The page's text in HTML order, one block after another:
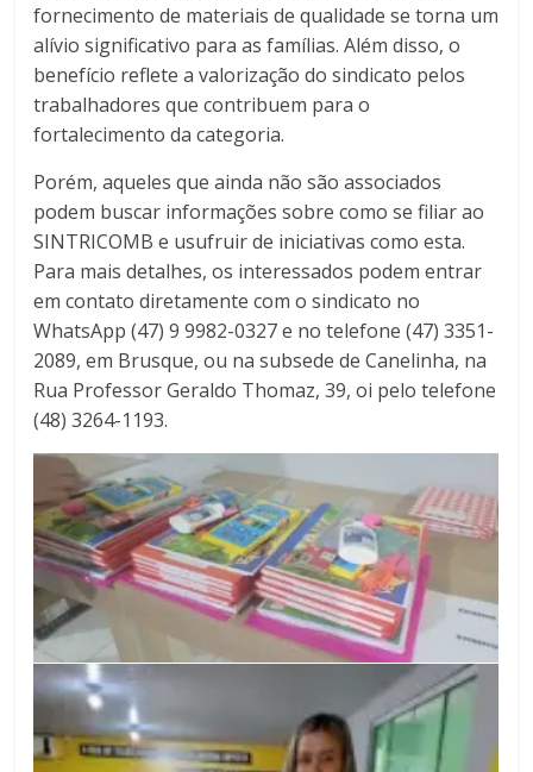
fornecimento de materiais de qualidade se torna um
alívio significativo para as famílias. Além disso, o
benefício reflete a valorização do sindicato pelos
trabalhadores que contribuem para o
fortalecimento da categoria.
Porém, aqueles que ainda não são associados
podem buscar informações sobre como se filiar ao
SINTRICOMB e usufruir de iniciativas como esta.
Para mais detalhes, os interessados podem entrar
em contato diretamente com o sindicato no
WhatsApp (47) 9 9982-0327 e no telefone (47) 3351-
2089, em Brusque, ou na subsede de Canelinha, na
Rua Professor Geraldo Thomaz, 39, oi pelo telefone
(48) 3264-1193.